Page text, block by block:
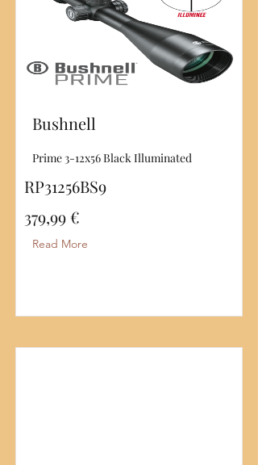
Bushnell
Prime 3-12x56 Black Illuminated
RP31256BS9
379,99 €
Read More